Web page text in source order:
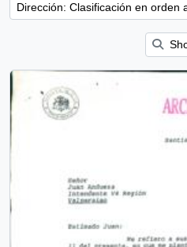
Dirección: Clasificación en orden